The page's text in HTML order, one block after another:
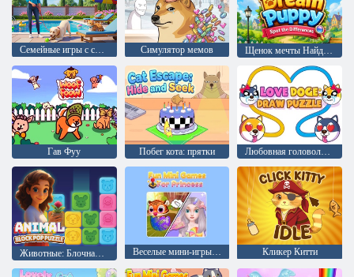
Семейные игры с собаками Симулятор мемов Щенок мечты Найди отличия
Гав Фуу Побег кота: прятки Любовная головоломка-рисование
Веселые мини-игры для принцессы Кликер Китти